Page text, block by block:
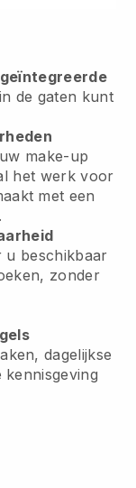
geïntegreerde
de gaten kunt
make-up
het werk voor
met een
u beschikbaar
zonder
dagelijkse
kennisgeving